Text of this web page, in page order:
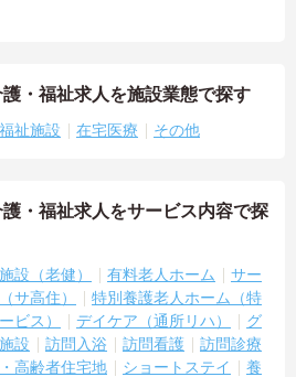
・福祉求人を施設業態で探す
祉施設 在宅医療 その他
・福祉求人をサービス内容で探
設（老健） 有料老人ホーム
サー
サ高住）
特別養護老人ホーム（特
ビス） デイケア（通所リハ）
グ
設 訪問入浴 訪問看護
訪問診療
高齢者住宅地 ショートステイ
養